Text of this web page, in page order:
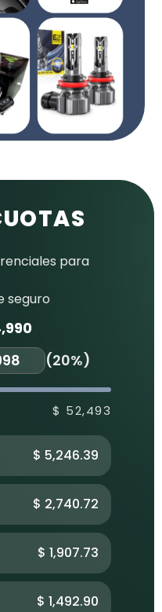
para
seguro
(20%)
$ 52,493
$ 5,246.39
$ 2,740.72
$ 1,907.73
$ 1,492.90